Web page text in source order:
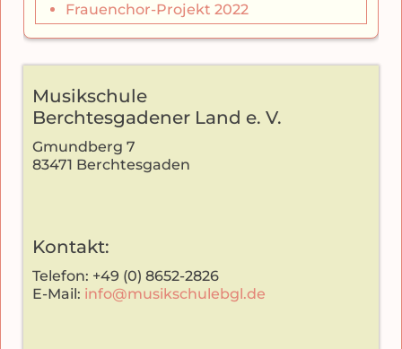
Frauenchor-Projekt 2022
Musikschule
Berchtesgadener Land e. V.
Gmundberg 7
83471 Berchtesgaden
Kontakt:
Telefon: +49 (0) 8652-2826
E-Mail: info@musikschulebgl.de